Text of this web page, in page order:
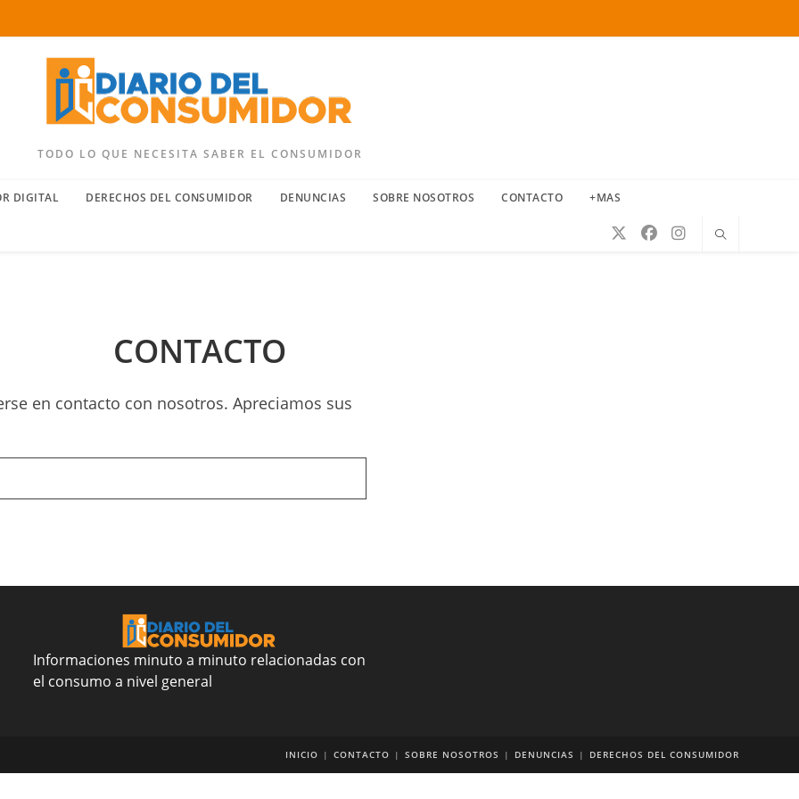
TODO LO QUE NECESITA SABER EL CONSUMIDOR
DIGITAL DERECHOS DEL CONSUMIDOR DENUNCIAS SOBRE NOSOTROS CONTACTO +MAS
CONTACTO
en contacto con nosotros. Apreciamos sus
Informaciones minuto a minuto relacionadas con
el consumo a nivel general
INICIO CONTACTO SOBRE NOSOTROS DENUNCIAS DERECHOS DEL CONSUMIDOR